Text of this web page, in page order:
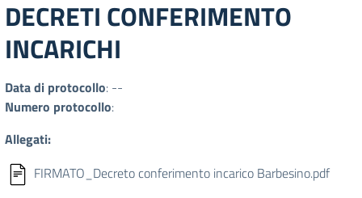
DECRETI CONFERIMENTO
INCARICHI
Data di protocollo: --
Numero protocollo:
Allegati:
FIRMATO_Decreto conferimento incarico Barbesino.pdf